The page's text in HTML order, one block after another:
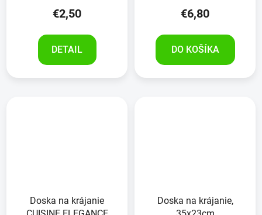
€2,50
DETAIL
€6,80
DO KOŠÍKA
Doska na krájanie
Doska na krájanie,